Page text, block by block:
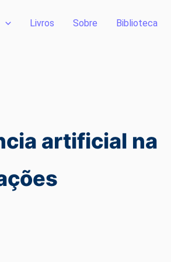
Livros Sobre Biblioteca
artificial na